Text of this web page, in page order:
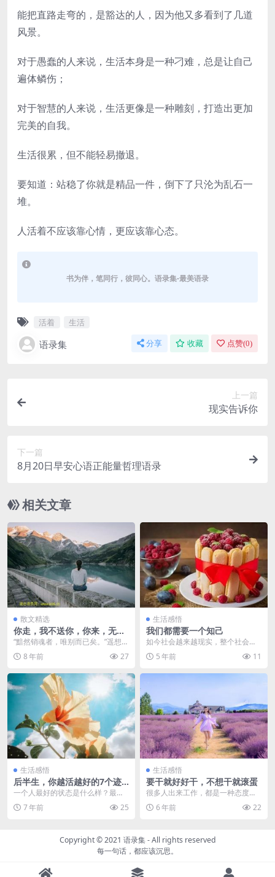
能把直路走弯的，是豁达的人，因为他又多看到了几道
风景。
对于愚蠢的人来说，生活本身是一种刁难，总是让自己
遍体鳞伤；
对于智慧的人来说，生活更像是一种雕刻，打造出更加
完美的自我。
生活很累，但不能轻易撤退。
要知道：站稳了你就是精品一件，倒下了只沦为乱石一
堆。
人活着不应该靠心情，更应该靠心态。
书为伴，笔同行，彼同心。语录集-最美语录
活着 生活
语录集 分享 收藏 点赞(0)
上一篇
现实告诉你
下一篇
8月20日早安心语正能量哲理语录
相关文章
散文精选
你走，我不送你，你来，无论
风雨多大，我要去接你－梁实
秋
“黯然销魂者，唯别而已矣。”遥想古
人送别，也是一种雅人深致。 古时
交通不便，一去...
8 年前 27
生活感悟
我们都需要一个知己
如今社会越来越现实，整个社会进
步都靠利益驱动，但是我们此时更
需要知己，越努力越孤...
5 年前 11
生活感悟
后半生，你越活越好的7个迹
象
一个人最好的状态是什么样？最好
的状态无非是：眼里写满故事，脸
上却不见风霜。 每天...
7 年前 25
生活感悟
要干就好好干，不想干就滚蛋
很多人出来工作，都是一种态度：
钱给的多就多干点，否则就少干
点。结果十几年以后，才...
6 年前 22
Copyright © 2021 语录集- All rights reserved
每一句话，都应该沉思。